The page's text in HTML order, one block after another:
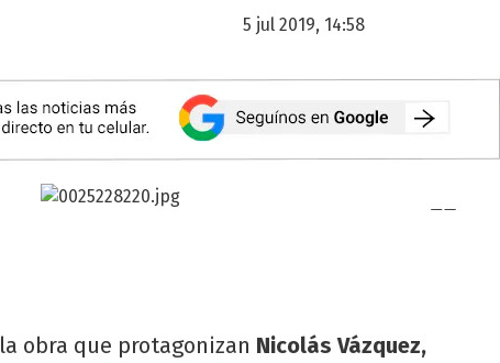
5 jul 2019, 14:58
la obra que protagonizan Nicolás Vázquez,